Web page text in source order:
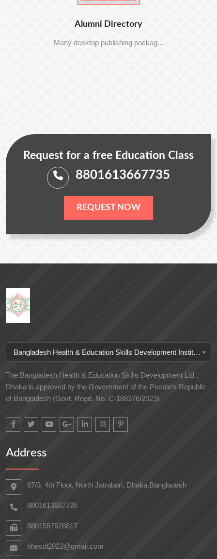
Alumni Directory
Many desktop publishing packag...
Request for a free Education Class
8801613667735
REQUEST NOW
Bangladesh Health & Education Skills Development Institute
The Bangladesh Health & Education Skills Development Ltd ,
Dhaka is approved by the Government of the People’s Republic
of Bangladesh (Govt. Regd. No. C-188376/2023)
Address
87/3, 4th Floor, North Jatrabari, Dhaka,Bangladesh
8801613667735
8801557628817
bhesdl2023@gmail.com